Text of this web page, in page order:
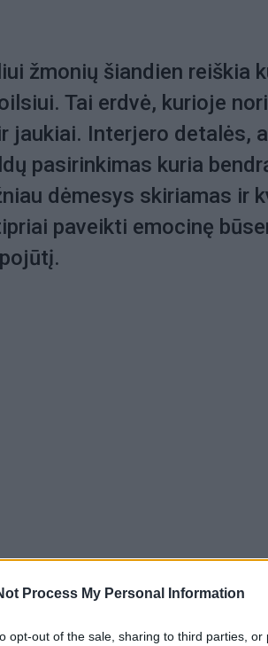
Process My Personal Information
opt-out of the sale, sharing to third parties,
žmonių šiandien reiškia
Tai erdvė, kurioje
jaukiai. Interjero detalės,
pasirinkimas kuria
dėmesys skiriamas ir
paveikti emocinę
Dėl šios priežasties sparčiai